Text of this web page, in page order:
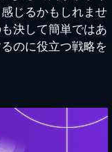
じるかもしれませ
決して簡単ではあ
のに役立つ戦略を